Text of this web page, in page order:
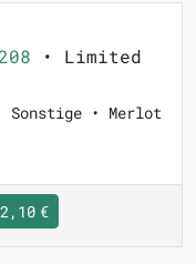
• Limited
Sonstige • Merlot
€